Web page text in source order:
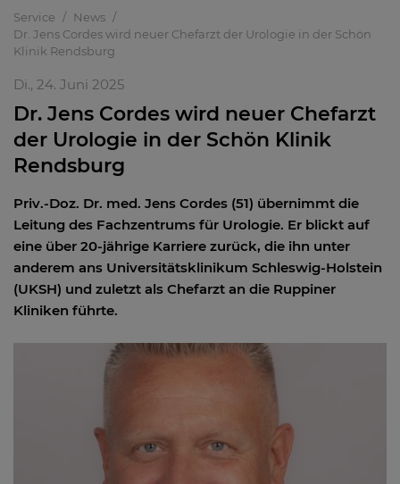
Service
News
Dr. Jens Cordes wird neuer Chefarzt der Urologie in der Schön
Klinik Rendsburg
Di., 24. Juni 2025
Dr. Jens Cordes wird neuer Chefarzt
der Urologie in der Schön Klinik
Rendsburg
Priv.-Doz. Dr. med. Jens Cordes (51) übernimmt die
Leitung des Fachzentrums für Urologie. Er blickt auf
eine über 20-jährige Karriere zurück, die ihn unter
anderem ans Universitätsklinikum Schleswig-Holstein
(UKSH) und zuletzt als Chefarzt an die Ruppiner
Kliniken führte.